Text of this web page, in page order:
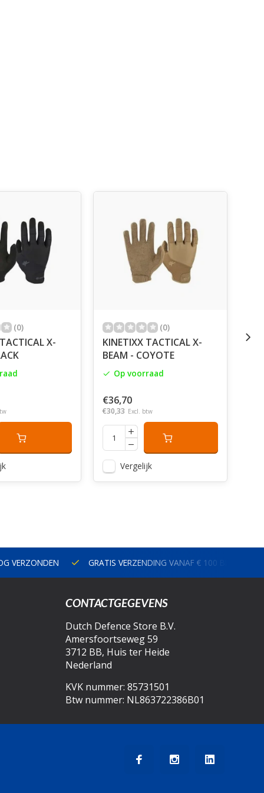
(0)
X-
(0)
KINETIXX TACTICAL X-
BEAM - COYOTE
Op voorraad
€36,70
€30,33 Excl. btw
Vergelijk
VERZONDEN GRATIS VERZENDING VANAF € 100 BINNEN
CONTACTGEGEVENS
Dutch Defence Store B.V.
Amersfoortseweg 59
3712 BB, Huis ter Heide
Nederland
KVK nummer: 85731501
Btw nummer: NL863722386B01